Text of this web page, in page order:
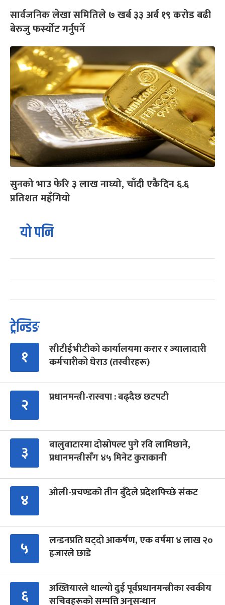
सार्वजनिक लेखा समितिले ७ खर्ब ३३ अर्ब १९ करोड बढी
बेरुजु फर्स्योट गर्नुपर्ने
सुनको भाउ फेरि ३ लाख नाघ्यो, चाँदी एकैदिन ६.६
प्रतिशत महँगियो
यो पनि
ट्रेन्डिङ
१
सीटीईभीटीको कार्यालयमा करार र ज्यालादारी
कर्मचारीको घेराउ (तस्वीरहरू)
२ प्रधानमन्त्री-रास्वपा : बढ्दैछ छटपटी
३
बालुवाटारमा दोस्रोपल्ट पुगे रवि लामिछाने,
प्रधानमन्त्रीसँग ४५ मिनेट कुराकानी
४ ओली-प्रचण्डको तीन बुँदेले प्रदेशपिच्छे संकट
५
लन्डनप्रति घट्दो आकर्षण, एक वर्षमा ४ लाख २०
हजारले छाडे
६
अख्तियारले थाल्यो दुई पूर्वप्रधानमन्त्रीका स्वकीय
सचिवहरूको सम्पत्ति अनुसन्धान